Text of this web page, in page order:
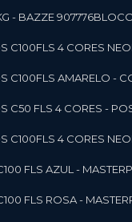
- BAZZE 907776
C100FLS 4 CORES
C100FLS AMARELO -
C50 FLS 4 CORES -
C100FLS 4 CORES
FLS AZUL -
FLS ROSA -